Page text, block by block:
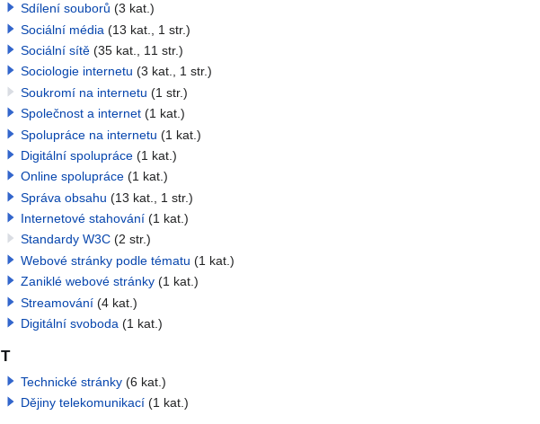
Sdílení souborů (3 kat.)
Sociální média (13 kat., 1 str.)
Sociální sítě (35 kat., 11 str.)
Sociologie internetu (3 kat., 1 str.)
Soukromí na internetu (1 str.)
Společnost a internet (1 kat.)
Spolupráce na internetu (1 kat.)
Digitální spolupráce (1 kat.)
Online spolupráce (1 kat.)
Správa obsahu (13 kat., 1 str.)
Internetové stahování (1 kat.)
Standardy W3C (2 str.)
Webové stránky podle tématu (1 kat.)
Zaniklé webové stránky (1 kat.)
Streamování (4 kat.)
Digitální svoboda (1 kat.)
T
Technické stránky (6 kat.)
Dějiny telekomunikací (1 kat.)